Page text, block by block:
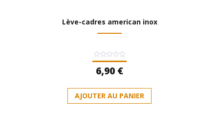
Lève-cadres american inox
Note
0
sur
6,90 €
AJOUTER AU PANIER